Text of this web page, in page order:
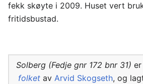
fekk skøyte i 2009. Huset vert
fritidsbustad.
Solberg (Fedje gnr 172 bnr 31)
folket av Arvid Skogseth, og